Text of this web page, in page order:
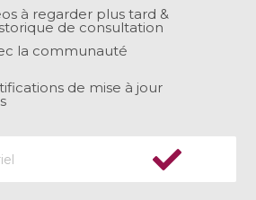
à regarder plus tard &
de consultation
la communauté
de mise à jour